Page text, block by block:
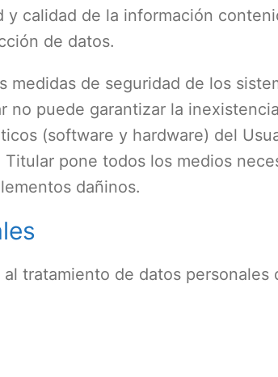
calidad de la información
de datos.
de seguridad de los
puede garantizar la
(software y hardware) del
pone todos los medios
dañinos.
tratamiento de datos